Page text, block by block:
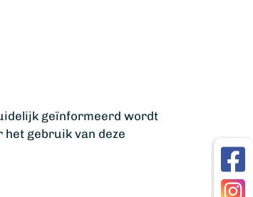
geïnformeerd wordt
gebruik van deze